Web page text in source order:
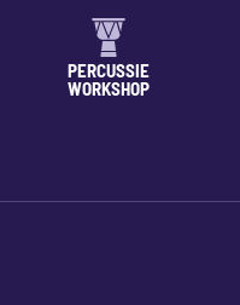
PERCUSSIE
WORKSHOP